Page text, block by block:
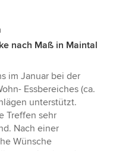
nach Maß in Maintal
im Januar bei der
Essbereiches (ca.
unterstützt.
Treffen sehr
Nach einer
Wünsche